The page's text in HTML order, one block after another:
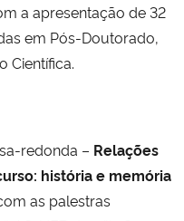
a apresentação de 32
em Pós-Doutorado,
Científica.
redonda – Relações
história e memória
as palestras